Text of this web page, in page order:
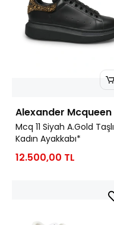
Alexander Mcqueen
Mcq 11 Siyah A.Gold Taşlı
Kadın Ayakkabı*
12.500,00 TL